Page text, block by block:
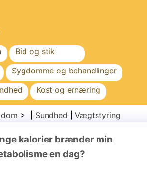
Bid og stik
Sygdomme og behandlinger
Kost og ernæring
Sundhedssektoren
> | Sundhed Vægtstyring
kalorier brænder min
en dag?